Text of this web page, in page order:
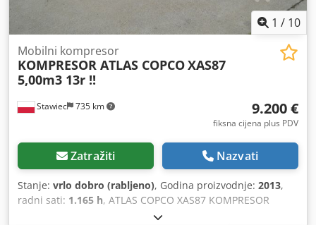
1 / 10
Stawiec 735 km
Mobilni kompresor
KOMPRESOR ATLAS COPCOXAS87
5,00m3 13r !!
9.200 €
fiksna cijena plus PDV
Zatražiti Nazvati
Stanje: vrlo dobro (rabljeno), Godina proizvodnje: 2013,
radni sati: 1.165 h, ATLAS COPCO XAS87 KOMPRESOR
5.00m3 13 godina!! Kompresor DIESEL ATLAS COPCO